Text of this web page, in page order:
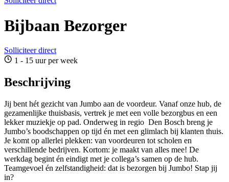
Bijbaan Bezorger
Solliciteer direct
1 - 15 uur per week
Beschrijving
Jij bent hét gezicht van Jumbo aan de voordeur. Vanaf onze hub, de
gezamenlijke thuisbasis, vertrek je met een volle bezorgbus en een
lekker muziekje op pad. Onderweg in regio Den Bosch breng je
Jumbo’s boodschappen op tijd én met een glimlach bij klanten thuis.
Je komt op allerlei plekken: van voordeuren tot scholen en
verschillende bedrijven. Kortom: je maakt van alles mee! De
werkdag begint én eindigt met je collega’s samen op de hub.
Teamgevoel én zelfstandigheid: dat is bezorgen bij Jumbo! Stap jij
in?